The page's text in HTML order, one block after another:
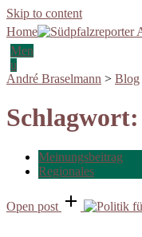
Skip to content
Home
Men
u
André Braselmann > Blog
Schlagwort:
Meinungsbeitrag
Regionales
Open post